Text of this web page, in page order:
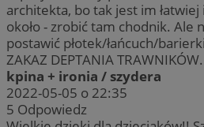
architekta, bo tak jest im
około - zrobić tam chodnik. Ale
postawić płotek/łańcuch/
ZAKAZ DEPTANIA
kpina + ironia / szydera
2022-05-05 o 22:35
5 Odpowiedz